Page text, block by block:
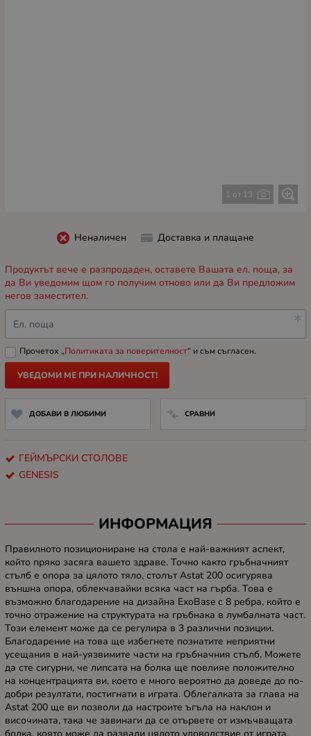
1 от 13
Неналичен Доставка и плащане
Продуктът вече е разпродаден, оставете Вашата ел. поща, за
да Ви уведомим щом го получим отново или да Ви предложим
негов заместител.
Ел. поща
Прочетох „Политиката за поверителност“ и съм съгласен.
УВЕДОМИ МЕ ПРИ НАЛИЧНОСТ!
ДОБАВИ В ЛЮБИМИ СРАВНИ
ГЕЙМЪРСКИ СТОЛОВЕ
GENESIS
ИНФОРМАЦИЯ
Правилното позициониране на стола е най-важният аспект,
който пряко засяга вашето здраве. Точно както гръбначният
стълб е опора за цялото тяло, столът Astat 200 осигурява
външна опора, облекчавайки всяка част на гърба. Това е
възможно благодарение на дизайна ExoBase с 8 ребра, който е
точно отражение на структурата на гръбнака в лумбалната част.
Този елемент може да се регулира в 3 различни позиции.
Благодарение на това ще избегнете познатите неприятни
усещания в най-уязвимите части на гръбначния стълб. Можете
да сте сигурни, че липсата на болка ще повлияе положително
на концентрацията ви, което е много вероятно да доведе до по-
добри резултати, постигнати в играта. Облегалката за глава на
Astat 200 ще ви позволи да настроите ъгъла на наклон и
височината, така че завинаги да се отървете от измъчващата